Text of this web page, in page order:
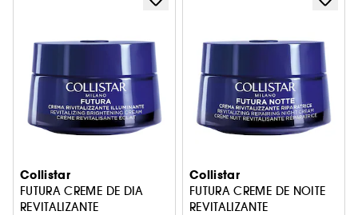
Collistar
FUTURA CREME DE DIA
REVITALIZANTE
Collistar
FUTURA CREME DE NOITE
REVITALIZANTE